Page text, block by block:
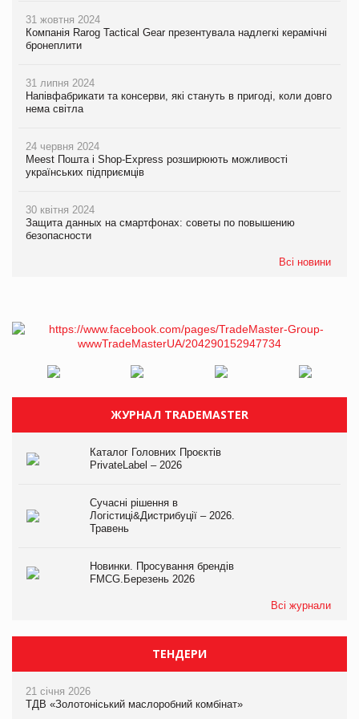
31 жовтня 2024
Компанія Rarog Tactical Gear презентувала надлегкі керамічні
бронеплити
31 липня 2024
Напівфабрикати та консерви, які стануть в пригоді, коли довго
нема світла
24 червня 2024
Meest Пошта і Shop-Express розширюють можливості
українських підприємців
30 квітня 2024
Защита данных на смартфонах: советы по повышению
безопасности
Всі новини
ЖУРНАЛ TRADEMASTER
Каталог Головних Проєктів
PrivateLabel – 2026
Сучасні рішення в
Логістиці&Дистрибуції – 2026.
Травень
Новинки. Просування брендів
FMCG.Березень 2026
Всі журнали
ТЕНДЕРИ
21 січня 2026
ТДВ «Золотоніський маслоробний комбінат»